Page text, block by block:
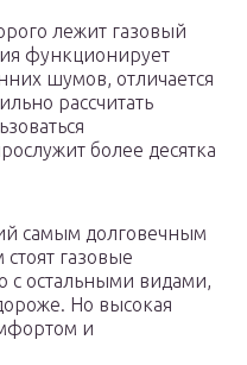
лежит газовый
функционирует
шумов, отличается
рассчитать
более десятка
самым долговечным
газовые
с остальными видами,
Но высокая
и